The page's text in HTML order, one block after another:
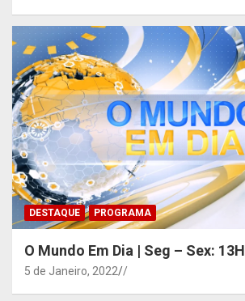
DESTAQUE PROGRAMA
O Mundo Em Dia | Seg – Sex: 13H
5 de Janeiro, 2022 /